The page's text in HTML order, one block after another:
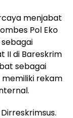
menjabat
Pol Eko
II di Bareskrim
sebagai
memiliki rekam